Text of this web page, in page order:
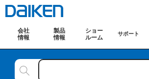
会社
情報
製品
情報
ショー
ルーム
サポート